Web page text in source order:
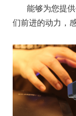
能够为您提供
们前进的动力，